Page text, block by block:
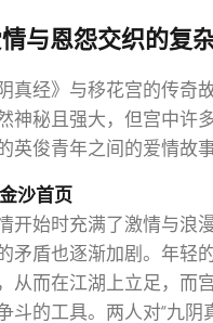
与恩怨交织的复
真经》与移花宫的传奇
神秘且强大，但宫中许
英俊青年之间的爱情故
沙首页
开始时充满了激情与浪
矛盾也逐渐加剧。年轻
从而在江湖上立足，而
斗的工具。两人对“九